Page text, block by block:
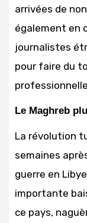
arrivées de
également en
journalistes
pour faire du
Le Maghreb
La révolution
semaines
guerre en
importante
ce pays,